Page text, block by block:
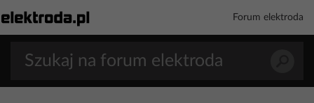
Forum elektroda